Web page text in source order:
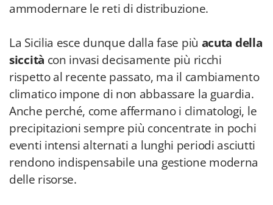
ammodernare le reti di distribuzione.
La Sicilia esce dunque dalla fase più acuta della
siccità con invasi decisamente più ricchi
rispetto al recente passato, ma il cambiamento
climatico impone di non abbassare la guardia.
Anche perché, come affermano i climatologi, le
precipitazioni sempre più concentrate in pochi
eventi intensi alternati a lunghi periodi asciutti
rendono indispensabile una gestione moderna
delle risorse.